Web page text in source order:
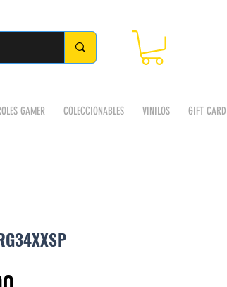
GAMER COLECCIONABLES VINILOS GIFT CARD